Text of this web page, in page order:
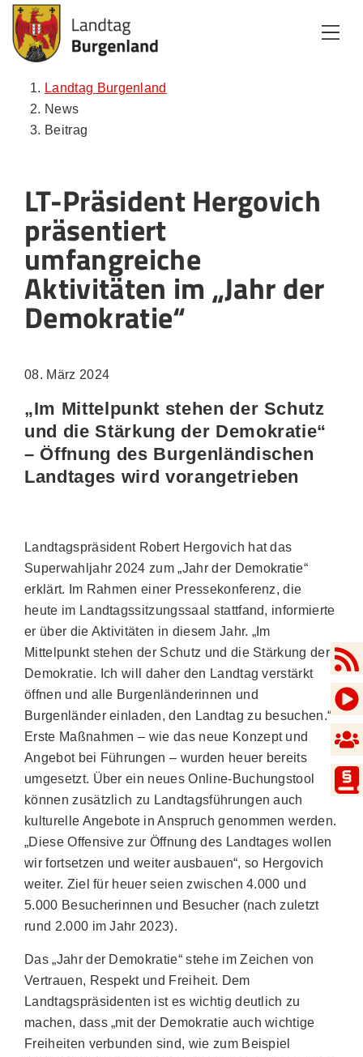
Zum Inhalt
Zum Menü
Zur Suche
Landtag Burgenland
News
Beitrag
LT-Präsident Hergovich
präsentiert
umfangreiche
Aktivitäten im „Jahr der
Demokratie“
08. März 2024
„Im Mittelpunkt stehen der Schutz
und die Stärkung der Demokratie“
– Öffnung des Burgenländischen
Landtages wird vorangetrieben
Landtagspräsident Robert Hergovich hat das
Superwahljahr 2024 zum „Jahr der Demokratie“
erklärt. Im Rahmen einer Pressekonferenz, die
heute im Landtagssitzungssaal stattfand, informierte
er über die Aktivitäten in diesem Jahr. „Im
Mittelpunkt stehen der Schutz und die Stärkung der
Demokratie. Ich will daher den Landtag verstärkt
öffnen und alle Burgenländerinnen und
Burgenländer einladen, den Landtag zu besuchen.“
Erste Maßnahmen – wie das neue Konzept und
Angebot bei Führungen – wurden heuer bereits
umgesetzt. Über ein neues Online-Buchungstool
können zusätzlich zu Landtagsführungen auch
kulturelle Angebote in Anspruch genommen werden.
„Diese Offensive zur Öffnung des Landtages wollen
wir fortsetzen und weiter ausbauen“, so Hergovich
weiter. Ziel für heuer seien zwischen 4.000 und
5.000 Besucherinnen und Besucher (nach zuletzt
rund 2.000 im Jahr 2023).
Das „Jahr der Demokratie“ stehe im Zeichen von
Vertrauen, Respekt und Freiheit. Dem
Landtagspräsidenten ist es wichtig deutlich zu
machen, dass „mit der Demokratie auch wichtige
Freiheiten verbunden sind, wie zum Beispiel